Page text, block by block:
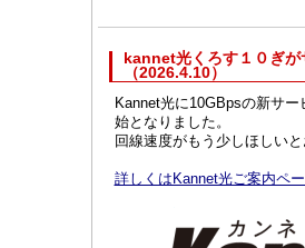
kannet光くろす１０ぎが
（2026.4.10）
Kannet光に10GBpsの新サー
始となりました。
回線速度がもう少しほしい
詳しくはKannet光ご案内ペ